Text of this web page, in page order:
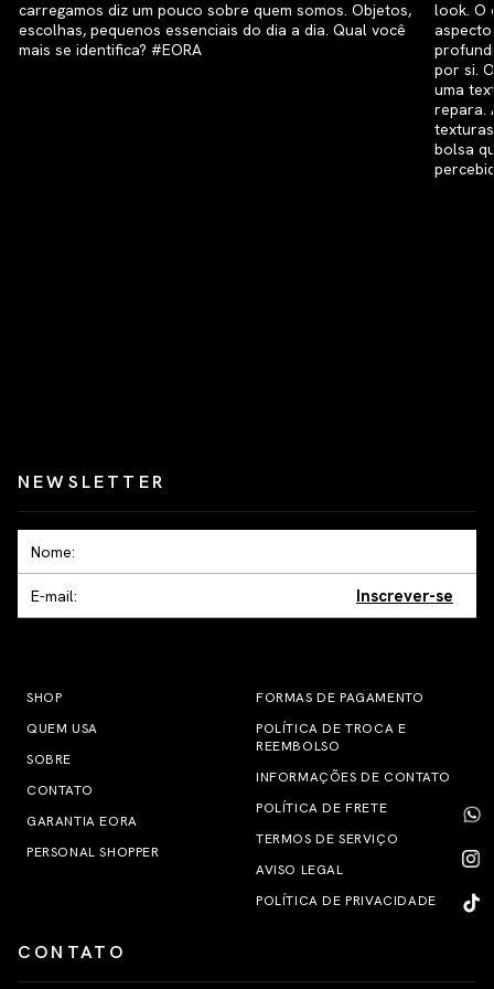
NEWSLETTER
Inscrever-se
SHOP
QUEM USA
SOBRE
CONTATO
GARANTIA EORA
PERSONAL SHOPPER
FORMAS DE PAGAMENTO
POLÍTICA DE TROCA E
REEMBOLSO
INFORMAÇÕES DE CONTATO
POLÍTICA DE FRETE
TERMOS DE SERVIÇO
AVISO LEGAL
POLÍTICA DE PRIVACIDADE
CONTATO